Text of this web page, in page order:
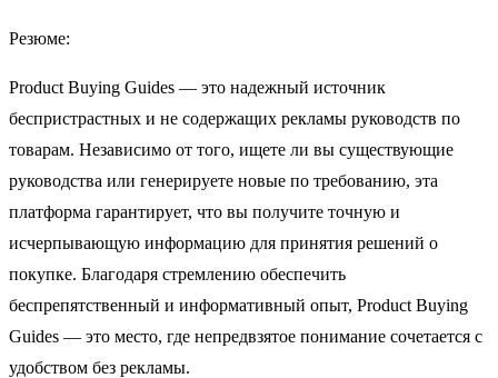
Резюме:
Product Buying Guides — это надежный источник
беспристрастных и не содержащих рекламы руководств по
товарам. Независимо от того, ищете ли вы существующие
руководства или генерируете новые по требованию, эта
платформа гарантирует, что вы получите точную и
исчерпывающую информацию для принятия решений о
покупке. Благодаря стремлению обеспечить
беспрепятственный и информативный опыт, Product Buying
Guides — это место, где непредвзятое понимание сочетается с
удобством без рекламы.